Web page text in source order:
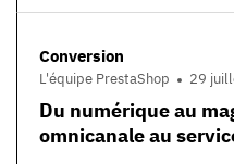
Conversion
L'équipe PrestaShop 29
Du numérique au
omnicanale au